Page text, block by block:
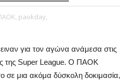
paokday,
για τον αγώνα ανάμεσα στις
της Super League. Ο ΠΑΟΚ
σε μια ακόμα δύσκολη δοκιμασία,